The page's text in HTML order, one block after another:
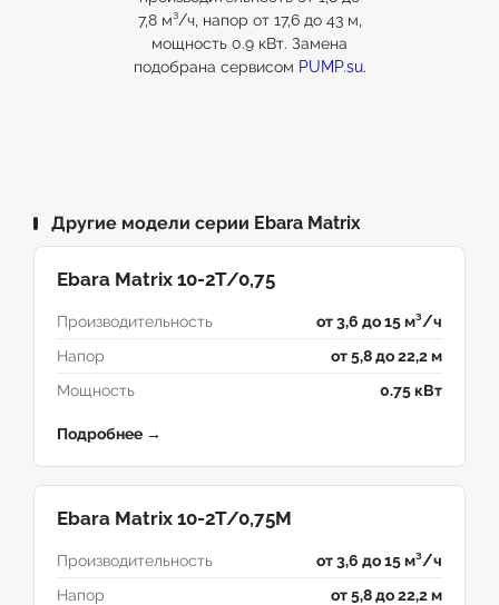
7,8 м³/ч, напор от 17,6 до 43 м,
мощность 0.9 кВт. Замена
подобрана сервисом PUMP.su.
Другие модели серии Ebara Matrix
Ebara Matrix 10-2T/0,75
Производительность
от 3,6 до 15 м³/ч
Напор
от 5,8 до 22,2 м
Мощность
0.75 кВт
Подробнее →
Ebara Matrix 10-2T/0,75M
Производительность
от 3,6 до 15 м³/ч
Напор
от 5,8 до 22,2 м